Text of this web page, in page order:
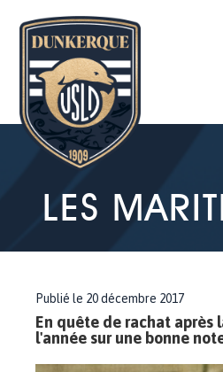
LES
Publié le 20 décembre 2017
En quête de rachat après
l'année sur une bonne